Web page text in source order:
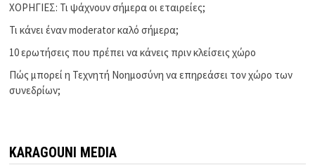
ΧΟΡΗΓΙΕΣ: Τι ψάχνουν σήμερα οι εταιρείες;
Τι κάνει έναν moderator καλό σήμερα;
10 ερωτήσεις που πρέπει να κάνεις πριν κλείσεις χώρο
Πώς μπορεί η Τεχνητή Νοημοσύνη να επηρεάσει τον χώρο των
συνεδρίων;
KARAGOUNI MEDIA